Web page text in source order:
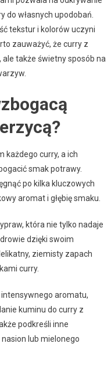
własnych upodobań.
tekstur i kolorów uczyni
zauważyć, że curry z
także świetny sposób na
każdego curry, a ich
smak potrawy.
po kilka kluczowych
aromat i głębię smaku.
która nie tylko nadaje
dzięki swoim
ziemisty zapach
curry.
aromatu,
kuminu do curry z
podkreśli inne
lub mielonego